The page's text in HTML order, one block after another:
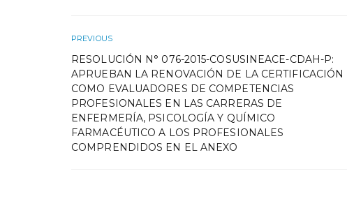
PREVIOUS
RESOLUCIÓN N° 076-2015-COSUSINEACE-CDAH-P:
APRUEBAN LA RENOVACIÓN DE LA CERTIFICACIÓN
COMO EVALUADORES DE COMPETENCIAS
PROFESIONALES EN LAS CARRERAS DE
ENFERMERÍA, PSICOLOGÍA Y QUÍMICO
FARMACÉUTICO A LOS PROFESIONALES
COMPRENDIDOS EN EL ANEXO